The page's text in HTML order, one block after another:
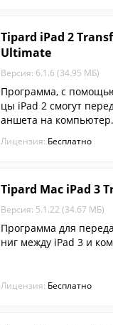
Tipard iPad 2
Ultimate
Версия: 6.1.6 (34.95 МБ)
Программа, с
цы iPad 2 смогут
аншета на компьютер.
Лицензия: Бесплатно
Tipard Mac iPad 3
Версия: 5.1.22 (34.67 МБ)
Программа для
ниг между iPad 3 и
Лицензия: Бесплатно